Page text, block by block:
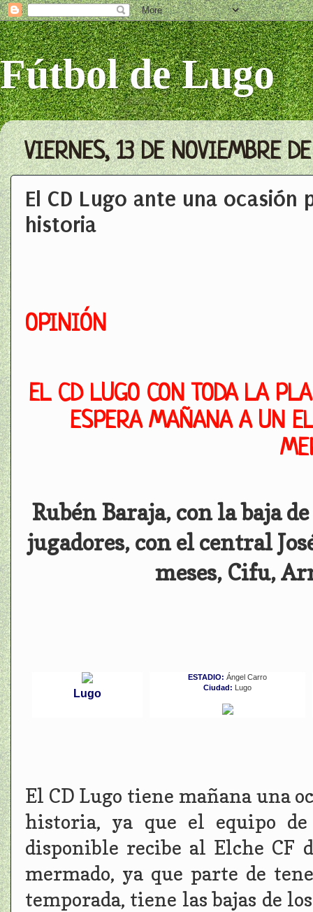
Fútbol de Lugo
VIERNES, 13 DE NOVIEMBRE
El CD Lugo ante una ocasión
historia
OPINIÓN
EL CD LUGO CON TODA LA
ESPERA MAÑANA A UN
Rubén Baraja, con la baja
jugadores, con el central
meses, Cifu,
Lugo
ESTADIO: Ángel Carro
Ciudad: Lugo
El CD Lugo tiene mañana una
historia, ya que el equipo
disponible recibe al Elche CF
mermado, ya que parte de
temporada, tiene las bajas de